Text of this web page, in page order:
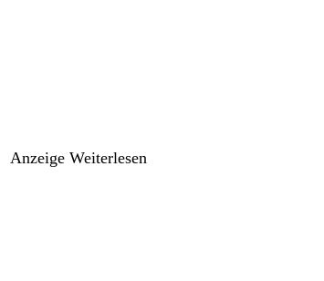
Anzeige Weiterlesen